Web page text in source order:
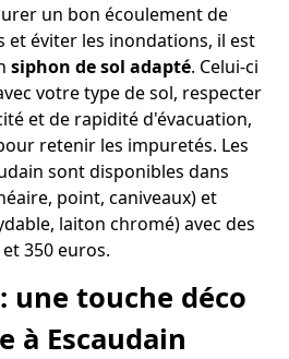
un bon écoulement de
et éviter les inondations, il est
siphon de sol adapté. Celui-ci
votre type de sol, respecter
et de rapidité d'évacuation,
retenir les impuretés. Les
sont disponibles dans
point, caniveaux) et
laiton chromé) avec des
350 euros.
une touche déco
à Escaudain